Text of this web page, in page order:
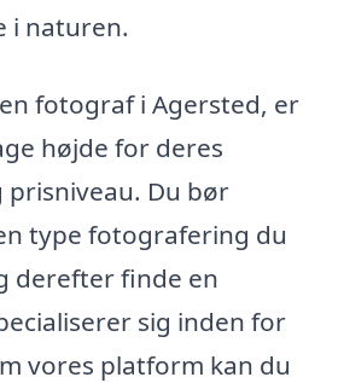
i naturen.
fotograf i Agersted, er
højde for deres
Du bør
type fotografering du
derefter finde en
sig inden for
vores platform kan du